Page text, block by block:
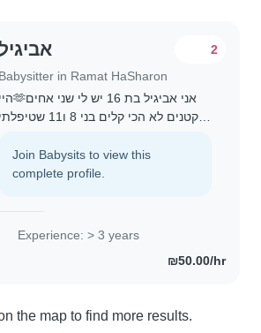
Babysitter in Ramat HaSharon
2
היי🫶אני אביגיל בת 16 יש לי שני אחים
קטנים לא הכי קלים בני 8 ו11 שטיפלתי
דודים אחת בת שנתיים והשניים האחרים
בני 5 ו7 שאני עוזרת לטפל גם בהם
Join Babysits to view this
complete profile.
Experience: > 3 years
₪50.00/hr
the map to find more results.